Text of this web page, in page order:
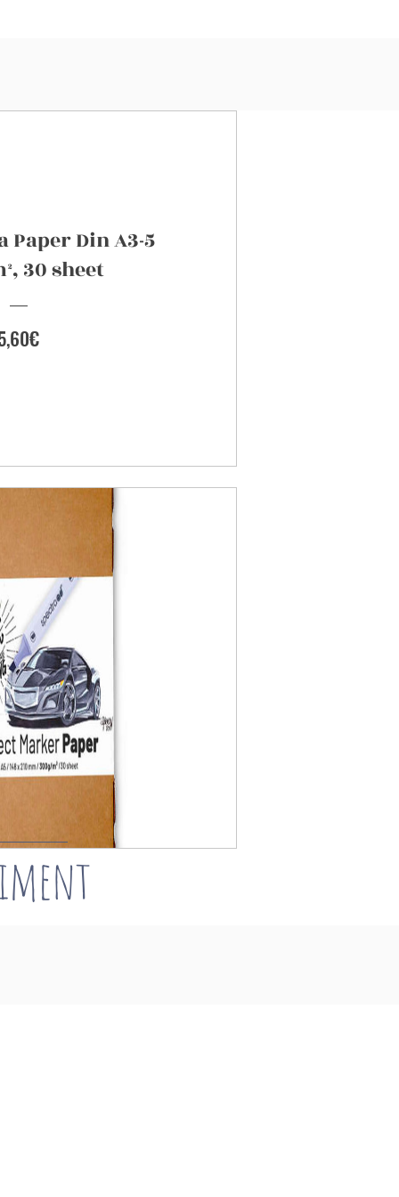
Paper Din A3-5
30 sheet
Preis